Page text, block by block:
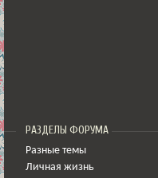
РАЗДЕЛЫ ФОРУМА
Разные темы
Личная жизнь